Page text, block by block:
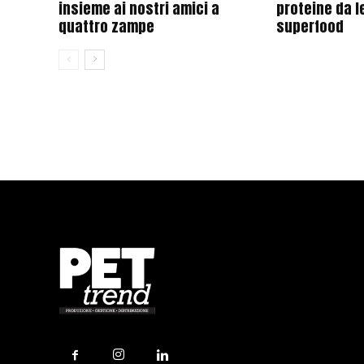
insieme ai nostri amici a
quattro zampe
proteine da
superfood